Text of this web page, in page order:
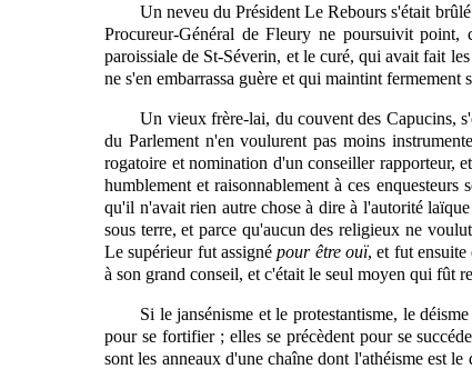
Un neveu du Président Le Rebours s'était
Procureur-Général de Fleury ne poursuivit
paroissiale de St-Séverin, et le curé, qui avait fait les
ne s'en embarrassa guère et qui maintint fermement
Un vieux frère-lai, du couvent des Capucins,
du Parlement n'en voulurent pas moins
rogatoire et nomination d'un conseiller rapporteur,
humblement et raisonnablement à ces
qu'il n'avait rien autre chose à dire à l'autorité
sous terre, et parce qu'aucun des religieux ne
Le supérieur fut assignépour être ouï, et fut ensuite
à son grand conseil, et c'était le seul moyen qui fût
Si le jansénisme et le protestantisme, le
pour se fortifier ; elles se précèdent pour se
sont les anneaux d'une chaîne dont l'athéisme est